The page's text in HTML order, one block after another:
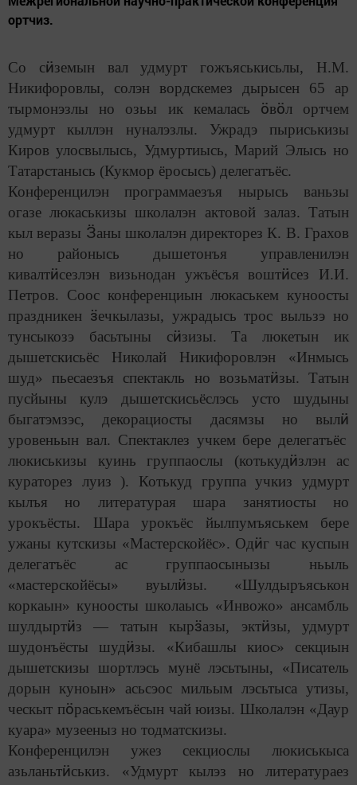
ортчиз.
Со сӥземын вал удмурт гожъяськисьлы, Н.М.
Никифоровлы, солэн вордскемез дырысен 65 ар
тырмонэзлы но озьы ик кемалась ӧвӧл ортчем
удмурт кыллэн нуналэзлы. Ужрадэ пыриськизы
Киров улосвылысь, Удмуртиысь, Марий Элысь но
Татарстанысь (Кукмор ёросысь) делегатъёс.
Конференцилэн программаезъя нырысь ваньзы
огазе люкаськизы школалэн актовой залаз. Татын
кыл веразы Ӟаны школалэн директорез К. В. Грахов
но районысь дышетонъя управленилэн
кивалтӥсезлэн визьнодан ужъёсъя воштӥсез И.И.
Петров. Соос конференциын люкаськем куноосты
праздникен ӟечкылазы, ужрадысь трос выльзэ но
тунсыкозэ басьтыны сӥзизы. Та люкетын ик
дышетскисьёс Николай Никифоровлэн «Инмысь
шуд» пьесаезъя спектакль но возьматӥзы. Татын
пусйыны кулэ дышетскисьёслэсь усто шудыны
быгатэмзэс, декорациосты дасямзы но вылӥ
уровеньын вал. Спектаклез учкем бере делегатъёс
люкиськизы куинь группаослы (котькудӥзлэн ас
кураторез луиз ). Котькуд группа учкиз удмурт
кылъя но литературая шара занятиосты но
урокъёсты. Шара урокъёс йылпумъяськем бере
ужаны кутскизы «Мастерскойёс». Одӥг час куспын
делегатъёс ас группаосынызы ньыль
«мастерскойёсы» вуылӥзы. «Шулдыръяськон
коркаын» куноосты школаысь «Инвожо» ансамбль
шулдыртӥз — татын кырӟазы, эктӥзы, удмурт
шудонъёсты шудӥзы. «Кибашлы киос» секциын
дышетскизы шортлэсь мунё лэсьтыны, «Писатель
дорын куноын» асьсэос мильым лэсьтыса утизы,
ческыт пӧраськемъёсын чай юизы. Школалэн «Даур
куара» музееныз но тодматскизы.
Конференцилэн ужез секциослы люкиськыса
азьланьтӥськиз. «Удмурт кылэз но литератураез